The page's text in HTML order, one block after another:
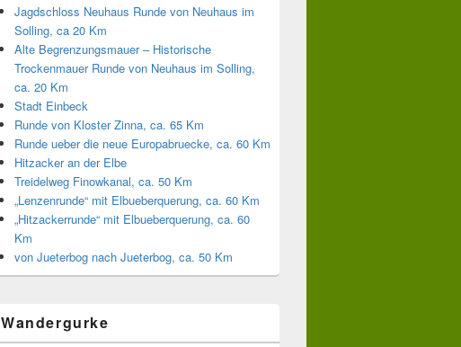
Jagdschloss Neuhaus Runde von Neuhaus im
Solling, ca 20 Km
Alte Begrenzungsmauer – Historische
Trockenmauer Runde von Neuhaus im Solling,
ca. 20 Km
Stadt Einbeck
Runde von Kloster Zinna, ca. 65 Km
Runde ueber die neue Europabruecke, ca. 60 Km
Hitzacker an der Elbe
Treidelweg Finowkanal, ca. 50 Km
„Lenzenrunde“ mit Elbueberquerung, ca. 60 Km
„Hitzackerrunde“ mit Elbueberquerung, ca. 60
Km
von Jueterbog nach Jueterbog, ca. 50 Km
Wandergurke